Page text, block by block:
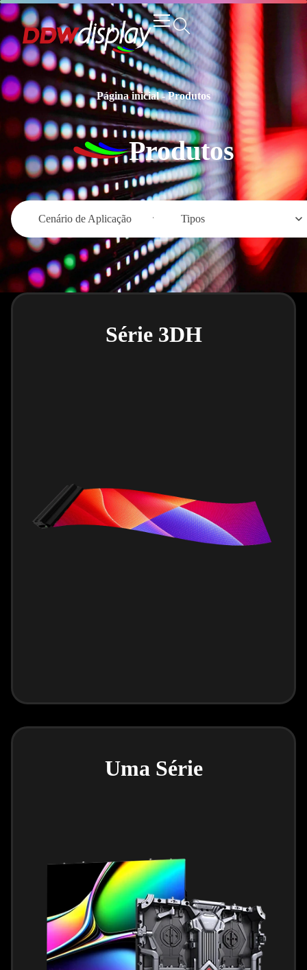
Página inicial-Produtos
Produtos
Cenário de Aplicação Tipos
Série 3DH
Uma Série